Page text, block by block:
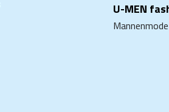
U-MEN
Mannenmode